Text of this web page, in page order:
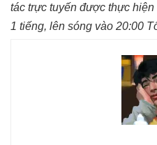
tác trực tuyến được thực
1 tiếng, lên sóng vào 20:00